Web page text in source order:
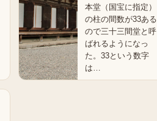
本堂（国宝に指定）
の柱の間数が33ある
ので三十三間堂と呼
ばれるようになっ
た。33という数字
は…